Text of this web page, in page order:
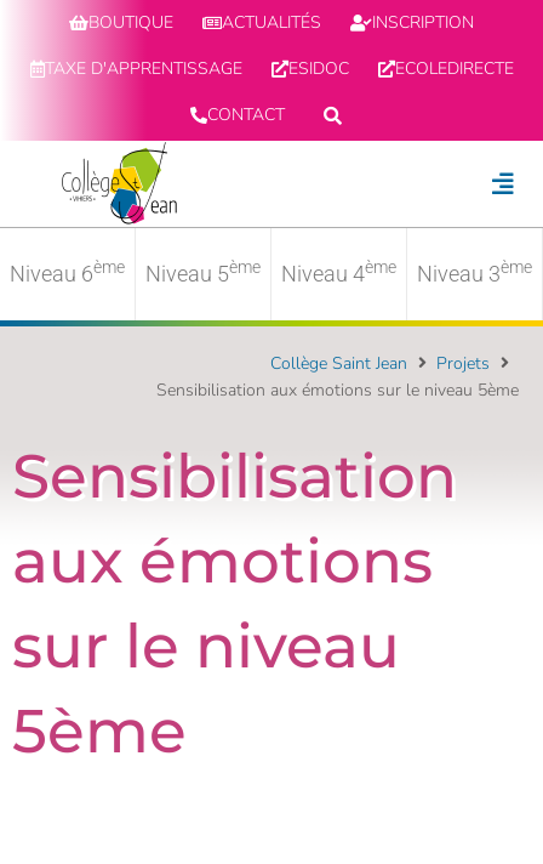
BOUTIQUE ACTUALITÉS
INSCRIPTION
TAXE D'APPRENTISSAGE
ESIDOC
ECOLEDIRECTE
CONTACT
Niveau 6ème Niveau 5ème Niveau 4ème Niveau 3ème
Collège Saint Jean
Projets
Sensibilisation aux émotions sur le niveau 5ème
Sensibilisation
aux émotions
sur le niveau
5ème